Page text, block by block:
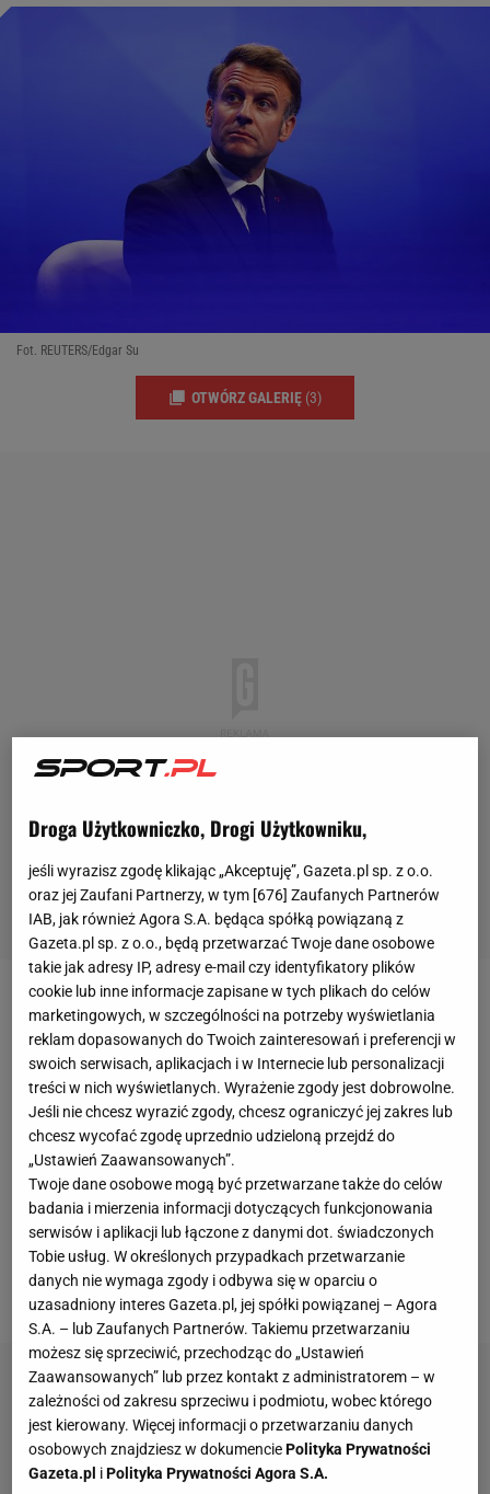
Fot. REUTERS/Edgar Su
OTWÓRZ GALERIĘ (3)
Paris Saint-Germain pokonało Inter Mediolanaż 5:0 i
w pełni zasłużenie wywalczyło pierwsząLigę
Mistrzóww historii. Zespół Luisa Enrique mógł liczyć
na wsparcie tysięcy kibiców. Niestety - stolicaFrancji
po zakończonym spotkaniu przerodziła się... w pole
walki. Doszło do szeregu incydentów i interwencji
służb. Głos zabrał prezydent kraju Emmanuel
Macron, który spotkał się zpiłkarzamii
przedstawicielami klubu. Wygłosił gratulacje, ale nie
przemilczał trudnego tematu.
Droga Użytkowniczko, Drogi Użytkowniku,
jeśli wyrazisz zgodę klikając „Akceptuję”, Gazeta.pl sp. z o.o.
oraz jej Zaufani Partnerzy, w tym [676] Zaufanych Partnerów
IAB, jak również Agora S.A. będąca spółką powiązaną z
Gazeta.pl sp. z o.o., będą przetwarzać Twoje dane osobowe
takie jak adresy IP, adresy e-mail czy identyfikatory plików
cookie lub inne informacje zapisane w tych plikach do celów
marketingowych, w szczególności na potrzeby wyświetlania
reklam dopasowanych do Twoich zainteresowań i preferencji w
swoich serwisach, aplikacjach i w Internecie lub personalizacji
treści w nich wyświetlanych. Wyrażenie zgody jest dobrowolne.
Jeśli nie chcesz wyrazić zgody, chcesz ograniczyć jej zakres lub
chcesz wycofać zgodę uprzednio udzieloną przejdź do
„Ustawień Zaawansowanych”.
Twoje dane osobowe mogą być przetwarzane także do celów
badania i mierzenia informacji dotyczących funkcjonowania
serwisów i aplikacji lub łączone z danymi dot. świadczonych
Tobie usług. W określonych przypadkach przetwarzanie
danych nie wymaga zgody i odbywa się w oparciu o
uzasadniony interes Gazeta.pl, jej spółki powiązanej – Agora
S.A. – lub Zaufanych Partnerów. Takiemu przetwarzaniu
możesz się sprzeciwić, przechodząc do „Ustawień
Zaawansowanych” lub przez kontakt z administratorem – w
zależności od zakresu sprzeciwu i podmiotu, wobec którego
jest kierowany. Więcej informacji o przetwarzaniu danych
osobowych znajdziesz w dokumenciePolityka Prywatności
Gazeta.pl iPolityka Prywatności Agora S.A.